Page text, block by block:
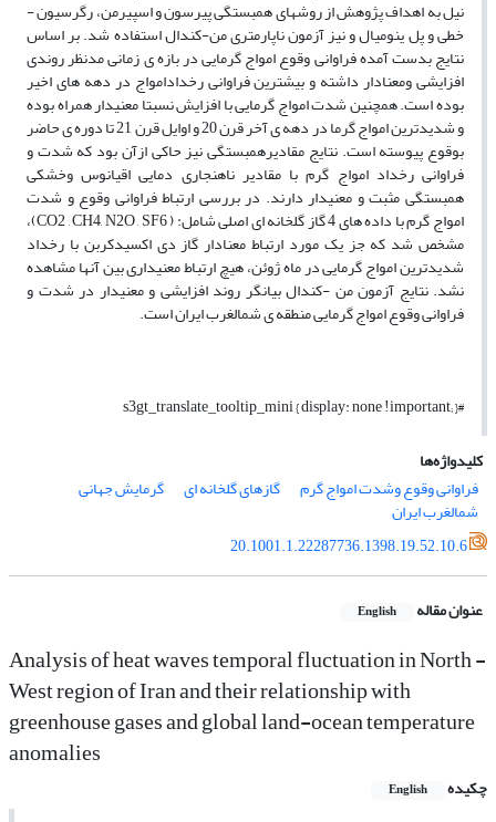
نیل به اهداف پژوهش از روش­های همبستگی پیرسون و اسپیرمن، رگرسیون ­
خطی و پل ی­نومیال و نیز آزمون ­ناپارمتری من-کندال استفاده شد. بر اساس
نتایج بدست آمده فراوانی وقوع امواج ­گرمایی در بازه­ ی ­زمانی مدنظر روندی
افزایشی ومعنادار داشته و بیشترین فراوانی رخداد­امواج­ در دهه­ های­ اخیر
بوده­ است. همچنین شدت امواج ­گرمایی با افزایش نسبتا معنی­دار همراه بوده
و شدیدترین­ امواج­ گرما در دهه­ ی­ آخر قرن 20 و اوایل قرن 21 تا دوره­ ی حاضر
بوقوع پیوسته است. نتایج مقادیرهمبستگی نیز حاکی­ ازآن بود که شدت و
فراوانی ­رخداد امواج ­گرم با مقادیر ناهنجاری ­دمایی اقیانوس­ وخشکی
همبستگی مثبت ­و معنی­دار دارند. در بررسی ارتباط فراوانی­ وقوع و شدت
امواج­ گرم با داده­ های 4 گاز گلخانه ا­ی اصلی شامل: ( CO2 , CH4, N2O , SF6)،
مشخص شد که جز یک مورد ارتباط معنادار گاز دی­ اکسیدکربن با رخداد
شدیدترین امواج­ گرمایی در ماه ژوئن، هیچ ارتباط معنی­داری بین آنها مشاهده
نشد. نتایج آزمون من -کندال بیانگر روند افزایشی و معنی­دار در شدت و
فراوانی وقوع امواج­ گرمایی منطقه ­ی شمال­غرب ایران است.
#s3gt_translate_tooltip_mini { display: none !important; }
کلیدواژه‌ها
فراوانی وقوع وشدت امواج گرم
گازهای گلخانه ای گرمایش جهانی
شمالغرب ایران
20.1001.1.22287736.1398.19.52.10.6
عنوان مقاله English
Analysis of heat waves temporal fluctuation in North -
West region of Iran and their relationship with
greenhouse gases and global land-ocean temperature
anomalies
چکیده English